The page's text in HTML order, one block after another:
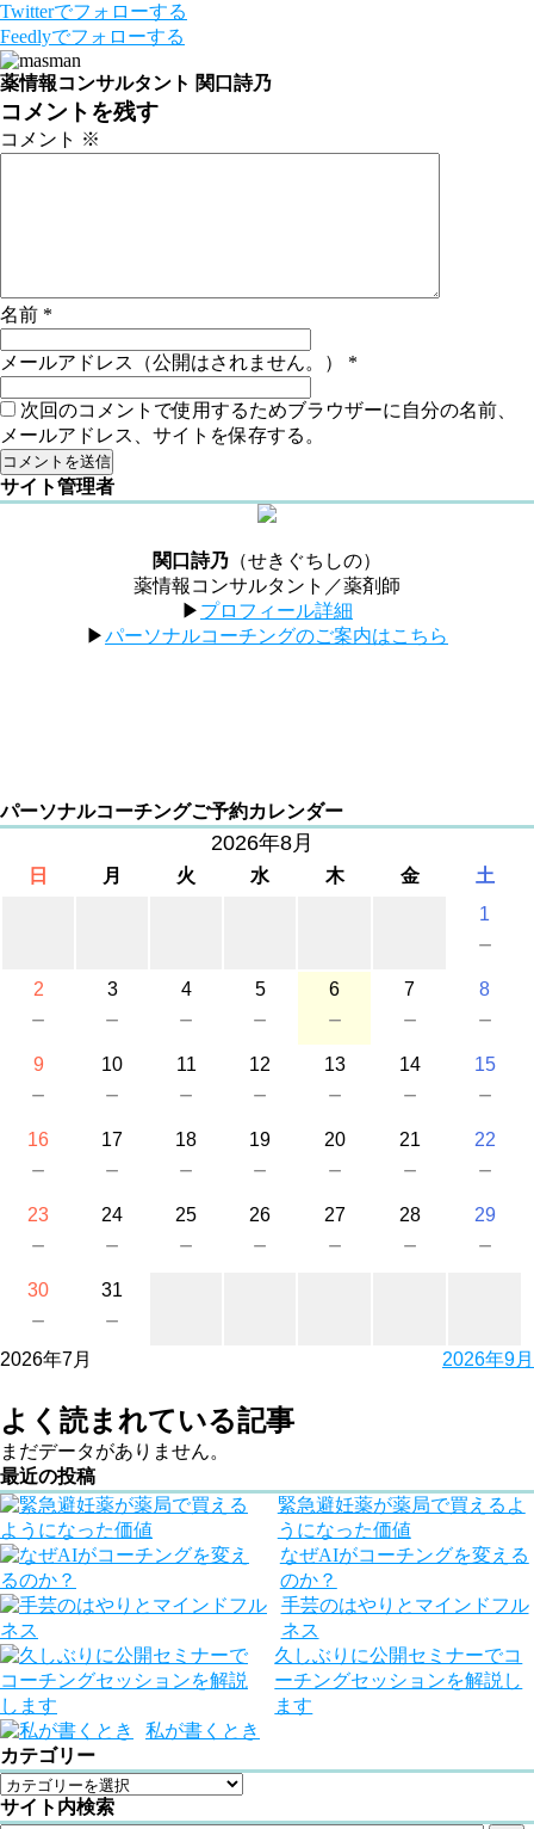
Twitterでフォローする
Feedlyでフォローする
薬情報コンサルタント 関口詩乃
コメントを残す
コメント ※
名前 *
メールアドレス（公開はされません。） *
次回のコメントで使用するためブラウザーに自分の名前、
メールアドレス、サイトを保存する。
サイト管理者
関口詩乃 （せきぐちしの）
薬情報コンサルタント／薬剤師
▶︎ プロフィール詳細
▶︎パーソナルコーチングのご案内はこちら
パーソナルコーチングご予約カレンダー
2026年8月
日 月 火 水 木 金
土
1
－
2
－
3
－
4
－
5
－
6
－
7
－
8
－
9
－
10
－
11
－
12
－
13
－
14
－
15
－
16
－
17
－
18
－
19
－
20
－
21
－
22
－
23
－
24
－
25
－
26
－
27
－
28
－
29
－
30
－
31
－
2026年7月 2026年9月
よく読まれている記事
まだデータがありません。
最近の投稿
緊急避妊薬が薬局で買えるよ
うになった価値
なぜAIがコーチングを変える
のか？
手芸のはやりとマインドフル
ネス
久しぶりに公開セミナーでコ
ーチングセッションを解説し
ます
私が書くとき
カテゴリー
サイト内検索